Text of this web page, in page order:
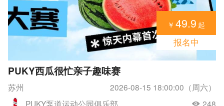
￥ 49.9 起
报名中
PUKY西瓜很忙亲子趣味赛
苏州
2026-08-15 18:00:00（周六）
PUKY泵道运动公园俱乐部
248